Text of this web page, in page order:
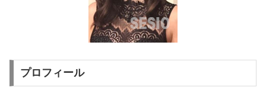
プロフィール